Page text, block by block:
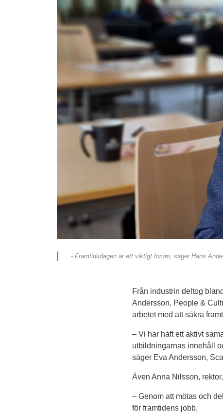
- Framtidsdagen är ett viktigt forum, säger Hans
Från industrin deltog
Andersson, People &
arbetet med att säkra
– Vi har haft ett aktivt
utbildningarnas innehåll
säger Eva Andersson,
Även Anna Nilsson,
– Genom att mötas och
för framtidens jobb.